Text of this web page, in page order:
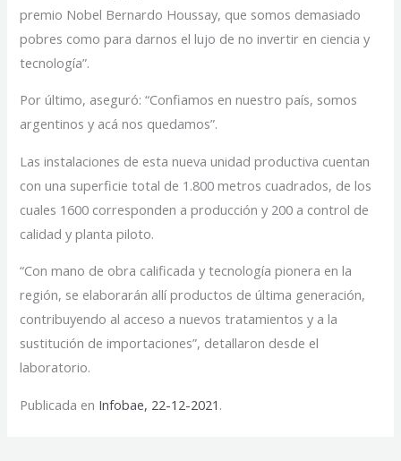
premio Nobel Bernardo Houssay, que somos demasiado
pobres como para darnos el lujo de no invertir en ciencia y
tecnología”.
Por último, aseguró: “Confiamos en nuestro país, somos
argentinos y acá nos quedamos”.
Las instalaciones de esta nueva unidad productiva cuentan
con una superficie total de 1.800 metros cuadrados, de los
cuales 1600 corresponden a producción y 200 a control de
calidad y planta piloto.
“Con mano de obra calificada y tecnología pionera en la
región, se elaborarán allí productos de última generación,
contribuyendo al acceso a nuevos tratamientos y a la
sustitución de importaciones”, detallaron desde el
laboratorio.
Publicada en Infobae, 22-12-2021 .